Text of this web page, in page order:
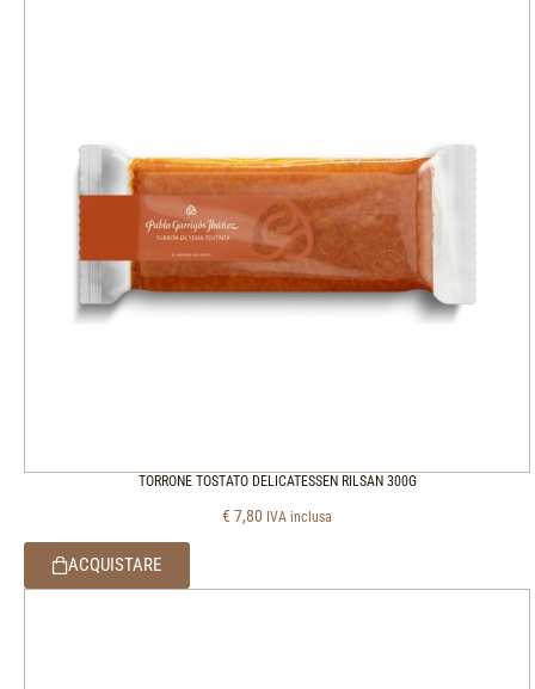
TORRONE TOSTATO DELICATESSEN RILSAN 300G
€ 7,80 IVA inclusa
ACQUISTARE